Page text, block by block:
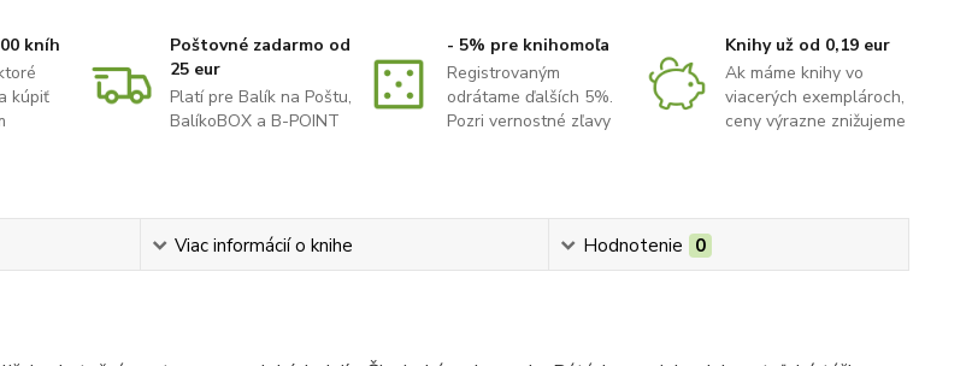
kníh
kúpiť
Poštovné zadarmo od
25 eur
Platí pre Balík na Poštu,
BalíkoBOX a B-POINT
- 5% pre knihomoľa
Registrovaným
odrátame ďalších 5%.
Pozri vernostné zľavy
Knihy už od 0,19 eur
Ak máme knihy vo
viacerých exemplároch,
ceny výrazne znižujeme
Viac informácií o knihe Hodnotenie 0